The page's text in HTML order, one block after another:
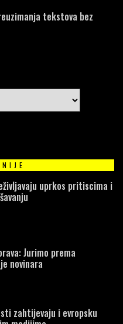
tekstova bez
uprkos pritiscima i
Jurimo prema
novinara
zahtijevaju i evropsku